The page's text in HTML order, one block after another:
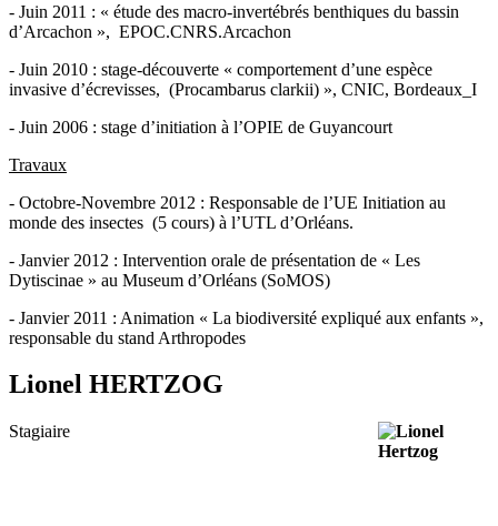
- Juin 2011 : « étude des macro-invertébrés benthiques du bassin
d’Arcachon », EPOC.CNRS.Arcachon
- Juin 2010 : stage-découverte « comportement d’une espèce
invasive d’écrevisses, (Procambarus clarkii) », CNIC, Bordeaux_I
- Juin 2006 : stage d’initiation à l’OPIE de Guyancourt
Travaux
- Octobre-Novembre 2012 : Responsable de l’UE Initiation au
monde des insectes (5 cours) à l’UTL d’Orléans.
- Janvier 2012 : Intervention orale de présentation de « Les
Dytiscinae » au Museum d’Orléans (SoMOS)
- Janvier 2011 : Animation « La biodiversité expliqué aux enfants »,
responsable du stand Arthropodes
Lionel HERTZOG
Stagiaire